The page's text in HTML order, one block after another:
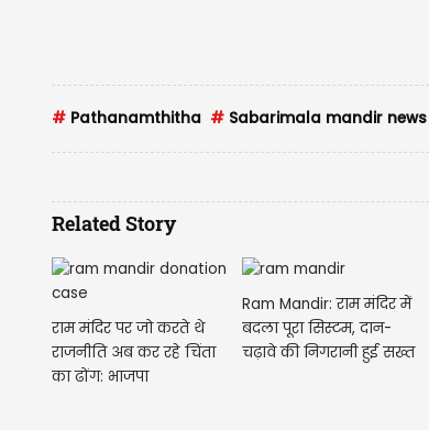
# Pathanamthitha # Sabarimala mandir news
Related Story
राम मंदिर पर जो करते थे
राजनीति अब कर रहे चिंता
का ढोंग: भाजपा
Ram Mandir: राम मंदिर में
बदला पूरा सिस्टम, दान-
चढ़ावे की निगरानी हुई सख्त